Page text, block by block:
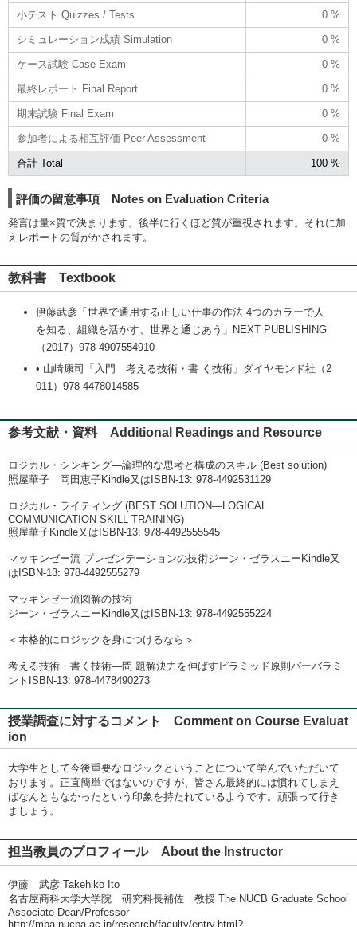
小テスト Quizzes / Tests 0 %
シミュレーション成績 Simulation 0 %
ケース試験 Case Exam 0 %
最終レポート Final Report 0 %
期末試験 Final Exam 0 %
参加者による相互評価 Peer Assessment 0 %
合計 Total 100 %
評価の留意事項 Notes on Evaluation Criteria
発言は量×質で決まります。後半に行くほど質が重視されます。それに加
えレポートの質がかされます。
教科書 Textbook
伊藤武彦「世界で通用する正しい仕事の作法 4つのカラーで人
を知る、組織を活かす、世界と通じあう」NEXT PUBLISHING
（2017）978-4907554910
• 山崎康司「入門 考える技術・書 く技術」ダイヤモンド社（2
011）978-4478014585
参考文献・資料 Additional Readings and Resource
ロジカル・シンキング―論理的な思考と構成のスキル (Best solution)
照屋華子 岡田恵子Kindle又はISBN-13: 978-4492531129
ロジカル・ライティング (BEST SOLUTION―LOGICAL
COMMUNICATION SKILL TRAINING)
照屋華子Kindle又はISBN-13: 978-4492555545
マッキンゼー流 プレゼンテーションの技術ジーン・ゼラスニーKindle又
はISBN-13: 978-4492555279
マッキンゼー流図解の技術
ジーン・ゼラスニーKindle又はISBN-13: 978-4492555224
＜本格的にロジックを身につけるなら＞
考える技術・書く技術―問 題解決力を伸ばすピラミッド原則バーバラミ
ントISBN-13: 978-4478490273
授業調査に対するコメント Comment on Course Evaluat
ion
大学生として今後重要なロジックということについて学んでいただいて
おります。正直簡単ではないのですが、皆さん最終的には慣れてしまえ
ばなんともなかったという印象を持たれているようです。頑張って行き
ましょう。
担当教員のプロフィール About the Instructor
伊藤 武彦 Takehiko Ito
名古屋商科大学大学院 研究科長補佐 教授 The NUCB Graduate School
Associate Dean/Professor
http://mba.nucba.ac.jp/research/faculty/entry.html?